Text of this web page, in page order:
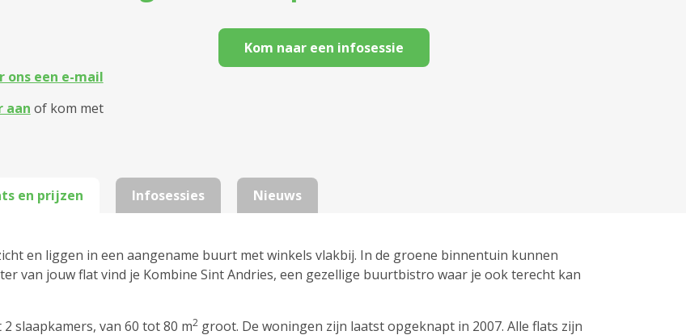
ons een e-mail
aan of kom met
Kom naar een infosessie
en prijzen
en liggen in een aangename buurt met winkels vlakbij. In de groene binnentuin kunnen
van jouw flat vind je Kombine Sint Andries, een gezellige buurtbistro waar je ook terecht kan
slaapkamers, van 60 tot 80 m2 groot. De woningen zijn laatst opgeknapt in 2007. Alle flats zijn
Infosessies Nieuws